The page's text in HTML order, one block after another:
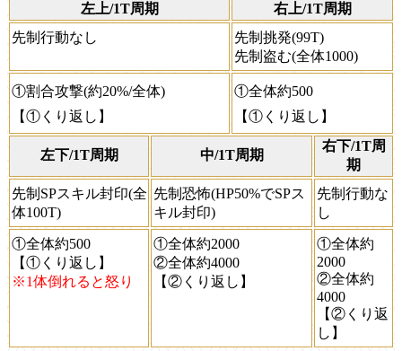
左上/1T周期
右上/1T周期
先制行動なし
先制挑発(99T)
先制盗む(全体1000)
①割合攻撃(約20%/全体)
【①くり返し】
①全体約500
【①くり返し】
左下/1T周期 中/1T周期
右下/1T周
期
先制SPスキル封印(全
体100T)
先制恐怖(HP50%でSPス
キル封印)
先制行動な
し
①全体約500
【①くり返し】
※1体倒れると怒り
①全体約2000
②全体約4000
【②くり返し】
①全体約
2000
②全体約
4000
【②くり返
し】